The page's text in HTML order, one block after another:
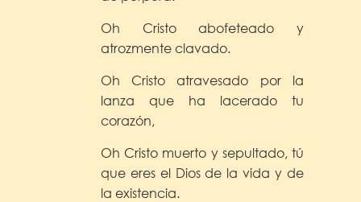
Oh Cristo abofeteado y
atrozmente clavado.
Oh Cristo atravesado por la
lanza que ha lacerado tu
corazón,
Oh Cristo muerto y sepultado, tú
que eres el Dios de la vida y de
la existencia.